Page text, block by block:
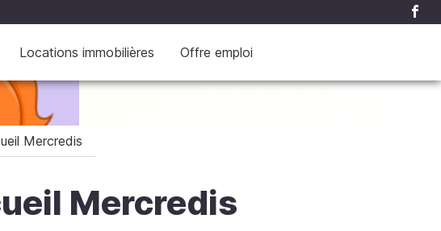
Locations immobilières Offre emploi
Mercredis
Mercredis